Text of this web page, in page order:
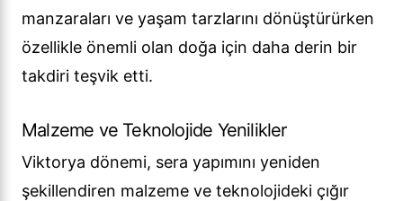
manzaraları ve yaşam tarzlarını dönüştürürken
özellikle önemli olan doğa için daha derin bir
takdiri teşvik etti.
Malzeme ve Teknolojide Yenilikler
Viktorya dönemi, sera yapımını yeniden
şekillendiren malzeme ve teknolojideki çığır